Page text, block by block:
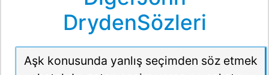
DrydenSözleri
Aşk konusunda yanlış seçimden söz etmek